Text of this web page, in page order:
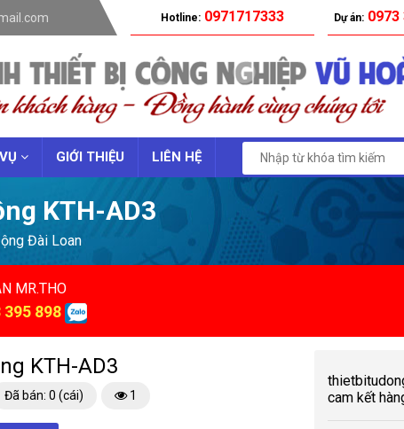
Hotline: 0971717333 Dự án: 0973
GIỚI THIỆU LIÊN HỆ
KTH-AD3
Đài Loan
MR.THO
395 898
KTH-AD3
Đã bán: 0 (cái) 1
cam kết